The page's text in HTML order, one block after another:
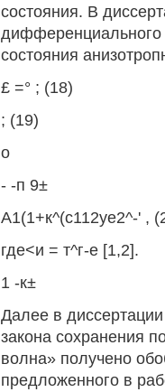
состояния. В
дифференциального
состояния
£ =° ; (18)
; (19)
о
- -п 9±
А1(1+к^(с112уе2^-' ,
где<и = т^г-е [1,2].
1 -к±
Далее в
закона сохранения
волна» получено
предложенного в